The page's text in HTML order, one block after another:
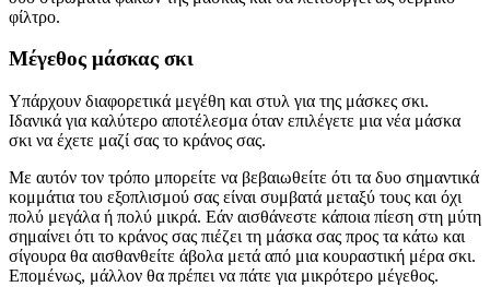
φίλτρο.
Μέγεθος μάσκας σκι
Υπάρχουν διαφορετικά μεγέθη και στυλ για της μάσκες σκι.
Ιδανικά για καλύτερο αποτέλεσμα όταν επιλέγετε μια νέα μάσκα
σκι να έχετε μαζί σας το κράνος σας.
Με αυτόν τον τρόπο μπορείτε να βεβαιωθείτε ότι τα δυο σημαντικά
κομμάτια του εξοπλισμού σας είναι συμβατά μεταξύ τους και όχι
πολύ μεγάλα ή πολύ μικρά. Εάν αισθάνεστε κάποια πίεση στη μύτη
σημαίνει ότι το κράνος σας πιέζει τη μάσκα σας προς τα κάτω και
σίγουρα θα αισθανθείτε άβολα μετά από μια κουραστική μέρα σκι.
Επομένως, μάλλον θα πρέπει να πάτε για μικρότερο μέγεθος.